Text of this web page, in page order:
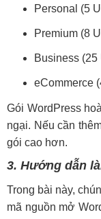
Personal (5
Premium (8
Business (25
eCommerce
Gói WordPress
ngại. Nếu cần
gói cao hơn.
3. Hướng dẫn
Trong bài này,
mã nguồn mở